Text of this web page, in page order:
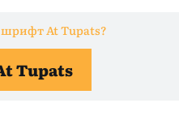
шрифт At Tupats?
Tupats